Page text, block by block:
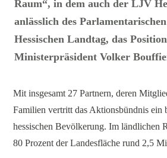
Raum“, in dem auch der LJV
anlässlich des
Hessischen Landtag, das
Ministerpräsident Volker
Mit insgesamt 27 Partnern, deren
Familien vertritt das Aktionsbündnis ein
hessischen Bevölkerung. Im ländlichen
80 Prozent der Landesfläche rund 2,5